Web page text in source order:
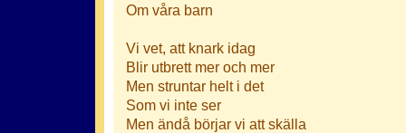
Om våra barn
Vi vet, att knark idag
Blir utbrett mer och mer
Men struntar helt i det
Som vi inte ser
Men ändå börjar vi att skälla